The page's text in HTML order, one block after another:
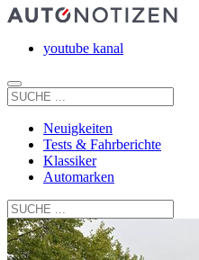
youtube kanal
Neuigkeiten
Tests & Fahrberichte
Klassiker
Automarken